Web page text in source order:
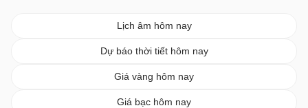
Lịch âm hôm nay
Dự báo thời tiết hôm nay
Giá vàng hôm nay
Giá bạc hôm nay